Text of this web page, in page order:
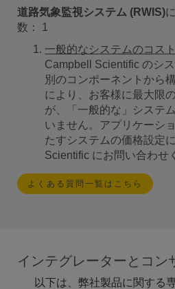
道路気象監視システム (RWIS)
数： 1
一般的なシステムのコス
Campbell Scientific のシ
別のコンポーネントから
により、お客様に最大限
が、「一般的な」システ
いません。アプリケーシ
たすシステムの価格設定
Scientific にお問い合わせ
よくある質問一覧はこちら
インテグレーターとコン
以下は、弊社製品に関する